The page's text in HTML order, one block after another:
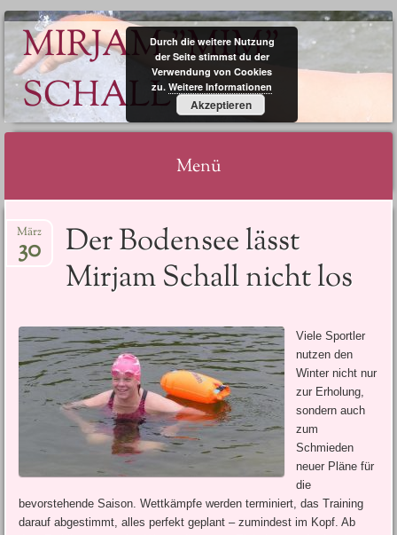
MIRJAM "MIM"
SCHALL
Menü
zum
Inhalt
Der Bodensee lässt
Mirjam Schall nicht los
März
30
Viele Sportler
nutzen den
Winter nicht nur
zur Erholung,
sondern auch
zum
Schmieden
neuer Pläne für
die
bevorstehende Saison. Wettkämpfe werden terminiert, das Training
darauf abgestimmt, alles perfekt geplant – zumindest im Kopf. Ab
Durch die weitere Nutzung
der Seite stimmst du der
Verwendung von Cookies
zu. Weitere Informationen
Akzeptieren